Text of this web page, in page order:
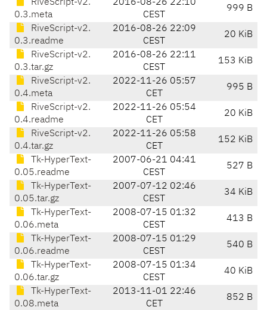
RiveScript-v2.
0.3.meta
2016-08-26 22:10
CEST
999 B
RiveScript-v2.
0.3.readme
2016-08-26 22:09
CEST
20 KiB
RiveScript-v2.
0.3.tar.gz
2016-08-26 22:11
CEST
153 KiB
RiveScript-v2.
0.4.meta
2022-11-26 05:57
CET
995 B
RiveScript-v2.
0.4.readme
2022-11-26 05:54
CET
20 KiB
RiveScript-v2.
0.4.tar.gz
2022-11-26 05:58
CET
152 KiB
Tk-HyperText-
0.05.readme
2007-06-21 04:41
CEST
527 B
Tk-HyperText-
0.05.tar.gz
2007-07-12 02:46
CEST
34 KiB
Tk-HyperText-
0.06.meta
2008-07-15 01:32
CEST
413 B
Tk-HyperText-
0.06.readme
2008-07-15 01:29
CEST
540 B
Tk-HyperText-
0.06.tar.gz
2008-07-15 01:34
CEST
40 KiB
Tk-HyperText-
0.08.meta
2013-11-01 22:46
CET
852 B